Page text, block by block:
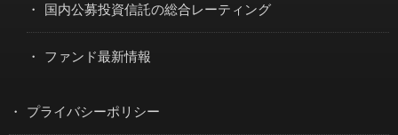
国内公募投資信託の総合レーティング
ファンド最新情報
プライバシーポリシー